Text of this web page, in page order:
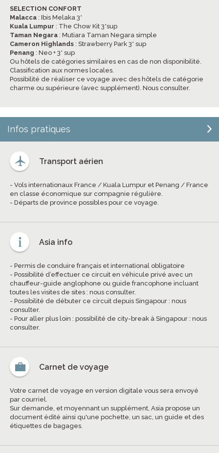
SELECTION CONFORT
Malacca : Ibis Melaka 3*
Kuala Lumpur : The Chow Kit 3*sup
Taman Negara : Mutiara Taman Negara simple
Cameron Highlands : Strawberry Park 3* sup
Penang : Neo + 3* sup
Ou hôtels de catégories similaires en cas de non disponibilité.
Classification aux normes locales.
Possibilité de réaliser ce voyage avec des hôtels de catégorie
charme ou supérieure (avec supplément). Nous consulter.
Infos pratiques
Transport aérien
- Vols internationaux France / Kuala Lumpur et Penang / France
en classe économique sur compagnie régulière.
- Départs de province possibles pour ce voyage.
Asia info
- Permis de conduire français et international obligatoire
- Possibilité d’effectuer ce circuit en véhicule privé avec un
chauffeur-guide anglophone ou guide francophone incluant
toutes les visites de sites : nous consulter.
- Possibilité de débuter ce circuit depuis Singapour : nous
consulter.
- Pour aller plus loin : possibilité de city-break à Singapour : nous
consulter.
Carnet de voyage
Votre carnet de voyage en version digitale vous sera envoyé
par courriel.
Sur demande, et moyennant un supplément, Asia propose un
document édité ainsi qu'une pochette, un sac, un guide et des
étiquettes de bagages.